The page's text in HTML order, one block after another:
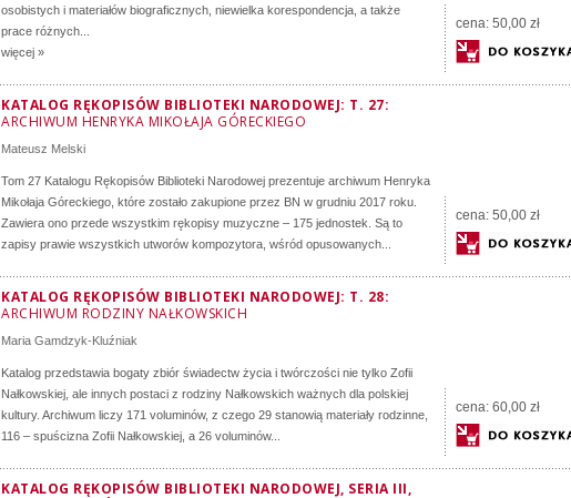
osobistych i materiałów biograficznych, niewielka korespondencja, a także
prace różnych...
więcej »
cena: 50,00 zł
KATALOG RĘKOPISÓW BIBLIOTEKI NARODOWEJ: T. 27:
ARCHIWUM HENRYKA MIKOŁAJA GÓRECKIEGO
Mateusz Melski
Tom 27 Katalogu Rękopisów Biblioteki Narodowej prezentuje archiwum Henryka
Mikołaja Góreckiego, które zostało zakupione przez BN w grudniu 2017 roku.
Zawiera ono przede wszystkim rękopisy muzyczne – 175 jednostek. Są to
zapisy prawie wszystkich utworów kompozytora, wśród opusowanych...
cena: 50,00 zł
KATALOG RĘKOPISÓW BIBLIOTEKI NARODOWEJ: T. 28:
ARCHIWUM RODZINY NAŁKOWSKICH
Maria Gamdzyk-Kluźniak
Katalog przedstawia bogaty zbiór świadectw życia i twórczości nie tylko Zofii
Nałkowskiej, ale innych postaci z rodziny Nałkowskich ważnych dla polskiej
kultury. Archiwum liczy 171 voluminów, z czego 29 stanowią materiały rodzinne,
116 – spuścizna Zofii Nałkowskiej, a 26 voluminów...
cena: 60,00 zł
KATALOG RĘKOPISÓW BIBLIOTEKI NARODOWEJ, SERIA III,